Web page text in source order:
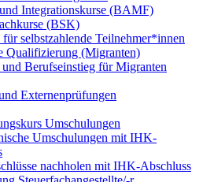
Integrationskurse (BAMF)
(BSK)
selbstzahlende Teilnehmer*innen
Qualifizierung (Migranten)
Berufseinstieg für Migranten
Externenprüfungen
Umschulungen
Umschulungen mit IHK-
nachholen mit IHK-Abschluss